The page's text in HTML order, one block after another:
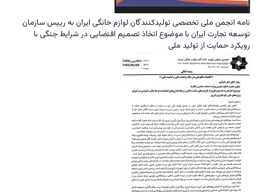
نامه انجمن ملی تخصصی تولیدکنندگان لوازم خانگی ایران به رییس سازمان
توسعه تجارت ایران با موضوع اتخاذ تصمیم اقتضایی در شرایط جنگی با
رویکرد حمایت از تولید ملی